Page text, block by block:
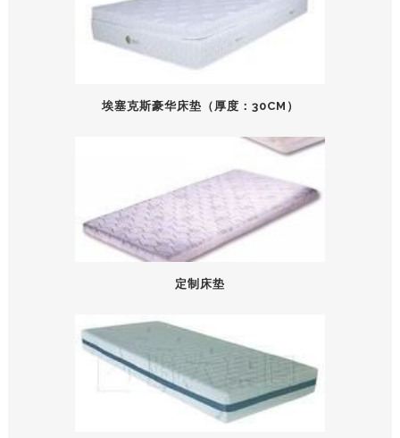
埃塞克斯豪华床垫（厚度：30CM）
定制床垫